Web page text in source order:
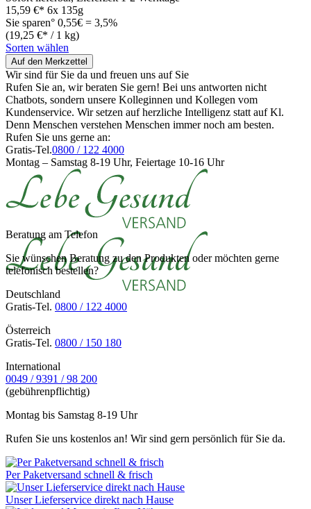
15,59 €* 6x 135g
Sie sparen° 0,55€ = 3,5%
(19,25 €* / 1 kg)
Sorten wählen
Auf den Merkzettel
Wir sind für Sie da und freuen uns auf Sie
Rufen Sie an, wir beraten Sie gern! Bei uns antworten nicht
Chatbots, sondern unsere Kolleginnen und Kollegen vom
Kundenservice. Wir setzen auf herzliche Intelligenz statt auf Kl.
Denn Menschen verstehen Menschen immer noch am besten.
Rufen Sie uns gerne an:
Gratis-Tel.0800 / 122 4000
Montag – Samstag 8-19 Uhr, Feiertage 10-16 Uhr
Beratung am Telefon
Sie wünschen Beratung zu den Produkten oder möchten gerne
telefonisch bestellen?
Deutschland
Gratis-Tel. 0800 / 122 4000
Österreich
Gratis-Tel. 0800 / 150 180
International
0049 / 9391 / 98 200
(gebührenpflichtig)
Montag bis Samstag 8-19 Uhr
Rufen Sie uns kostenlos an! Wir sind gern persönlich für Sie da.
Per Paketversand schnell & frisch
Unser Lieferservice direkt nach Hause